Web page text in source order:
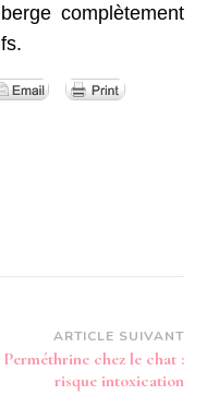
complètement
ARTICLE SUIVANT
Perméthrine chez le chat :
risque intoxication